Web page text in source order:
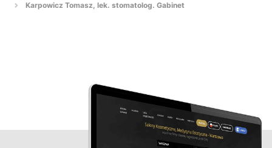
Karpowicz Tomasz, lek. stomatolog. Gabinet